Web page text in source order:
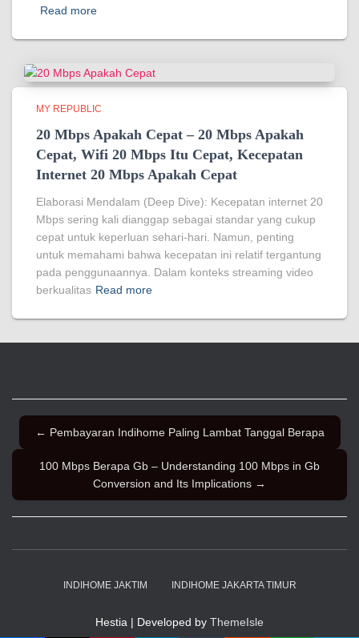
Read more
MY REPUBLIC
20 Mbps Apakah Cepat – 20 Mbps Apakah
Cepat, Wifi 20 Mbps Itu Cepat, Kecepatan
Internet 20 Mbps Apakah Cepat
Elaborasi Mendalam (Deep Dive): Kecepatan internet 20
Mbps sering kali dianggap sebagai standar yang cukup
cepat untuk keperluan sehari-hari. Namun, penting
untuk memahami bahwa kecepatan ini relatif tergantung
pada penggunaannya. Dalam konteks streaming video
berkualitas Read more
← Pembayaran Indihome Paling Lambat Tanggal Berapa
100 Mbps Berapa Gb – Understanding 100 Mbps in Gb
Conversion and Its Implications →
INDIHOME JAKTIM INDIHOME JAKARTA TIMUR
Hestia | Developed by ThemeIsle